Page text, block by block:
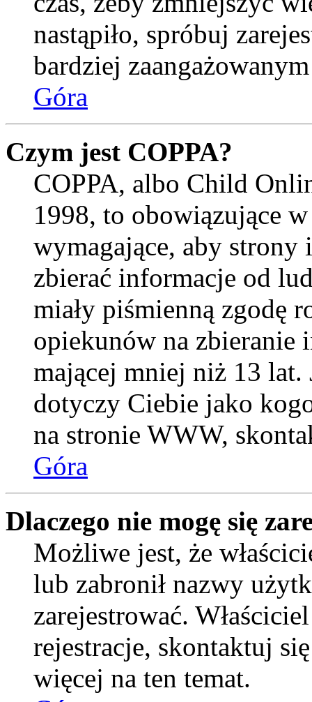
nastąpiło, spróbuj
bardziej
Góra
Czym jest COPPA?
COPPA, albo Child
1998, to obowiązujące
wymagające, aby strony
zbierać informacje od
miały piśmienną zgodę
opiekunów na zbieranie
mającej mniej niż 13 lat.
dotyczy Ciebie jako
na stronie WWW,
Góra
Dlaczego nie mogę się
Możliwe jest, że
lub zabronił nazwy
zarejestrować.
rejestracje, skontaktuj
więcej na ten temat.